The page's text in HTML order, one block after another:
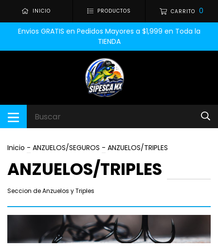
INICIO PRODUCTOS CARRITO 0
Envios GRATIS en Pedidos Mayores a $1,999 en Toda la
TIENDA
Inicio - ANZUELOS/SEGUROS - ANZUELOS/TRIPLES
ANZUELOS/TRIPLES
Seccion de Anzuelos y Triples